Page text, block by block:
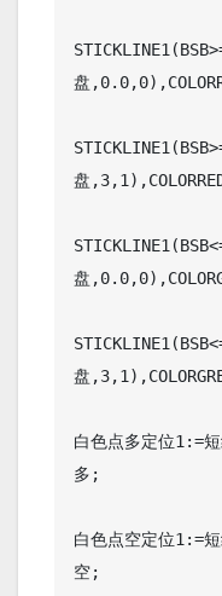
盘
盘
盘
盘
白色点多定位1:=
多;
白色点空定位1:=
空;